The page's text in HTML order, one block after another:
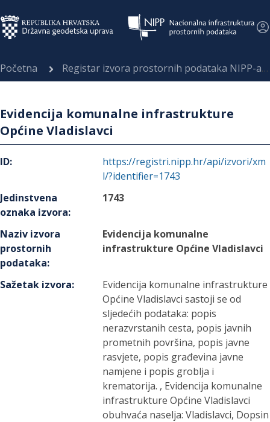
Početna Registar izvora prostornih podataka NIPP-a
Evidencija komunalne infrastrukture
Općine Vladislavci
ID:
https://registri.nipp.hr/api/izvori/xm
l/?identifier=1743
Jedinstvena
oznaka izvora:
1743
Naziv izvora
prostornih
podataka:
Evidencija komunalne
infrastrukture Općine Vladislavci
Sažetak izvora:
Evidencija komunalne infrastrukture
Općine Vladislavci sastoji se od
sljedećih podataka: popis
nerazvrstanih cesta, popis javnih
prometnih površina, popis javne
rasvjete, popis građevina javne
namjene i popis groblja i
krematorija. , Evidencija komunalne
infrastrukture Općine Vladislavci
obuhvaća naselja: Vladislavci, Dopsin